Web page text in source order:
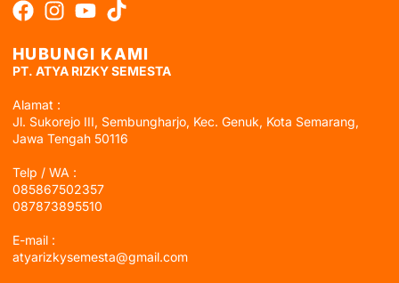
HUBUNGI KAMI
PT. ATYA RIZKY SEMESTA
Alamat :
Jl. Sukorejo III, Sembungharjo, Kec. Genuk, Kota Semarang,
Jawa Tengah 50116
Telp / WA :
085867502357
087873895510
E-mail :
atyarizkysemesta@gmail.com